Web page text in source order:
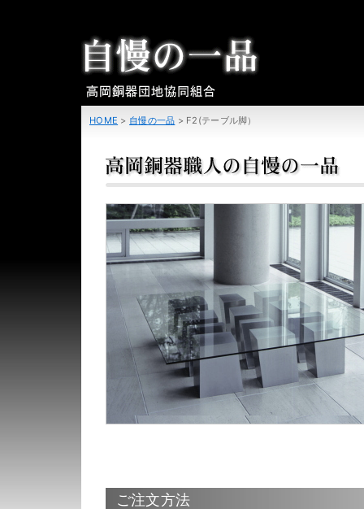
HOME > 自慢の一品 > F2(テーブル脚）
ご注文方法